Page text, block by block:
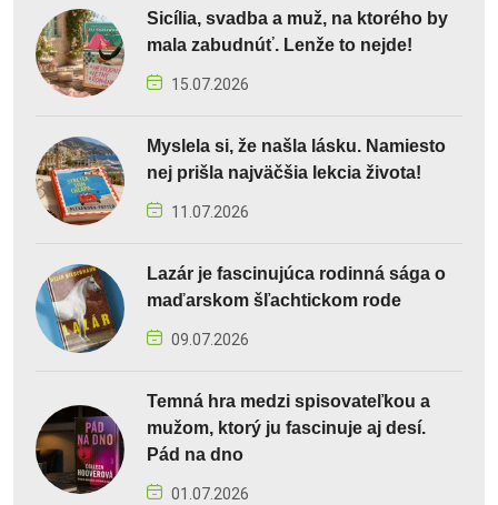
Sicília, svadba a muž, na ktorého by
mala zabudnúť. Lenže to nejde!
15.07.2026
Myslela si, že našla lásku. Namiesto
nej prišla najväčšia lekcia života!
11.07.2026
Lazár je fascinujúca rodinná sága o
maďarskom šľachtickom rode
09.07.2026
Temná hra medzi spisovateľkou a
mužom, ktorý ju fascinuje aj desí.
Pád na dno
01.07.2026